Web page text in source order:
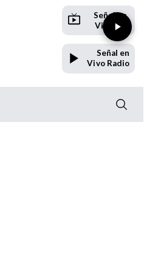
Señal en
Vivo TV
Señal en
Vivo Radio